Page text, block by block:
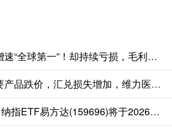
关于股票交易的软件 增速“全球第一”！却持续亏损，毛利率低于同行，现要冲IPO
网络证劵融资渠道 主要产品跌价，汇兑损失增加，维力医疗上半年净利降近16%
实盘配资平台app下载 纳指ETF易方达(159696)将于2026年8月7日开市起停牌，自2026年8月7日10:30起复牌，停牌期间赎回业务照常办理